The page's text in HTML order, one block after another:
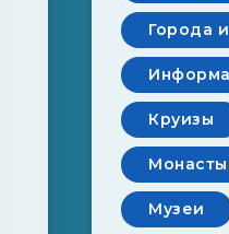
Города
Круизы
Музеи